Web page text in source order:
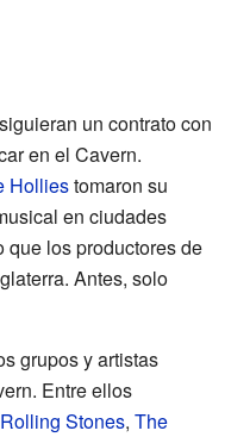
un contrato con
en el Cavern.
Holliestomaron su
en ciudades
los productores de
Antes, solo
grupos y artistas
Entre ellos
Stones, The